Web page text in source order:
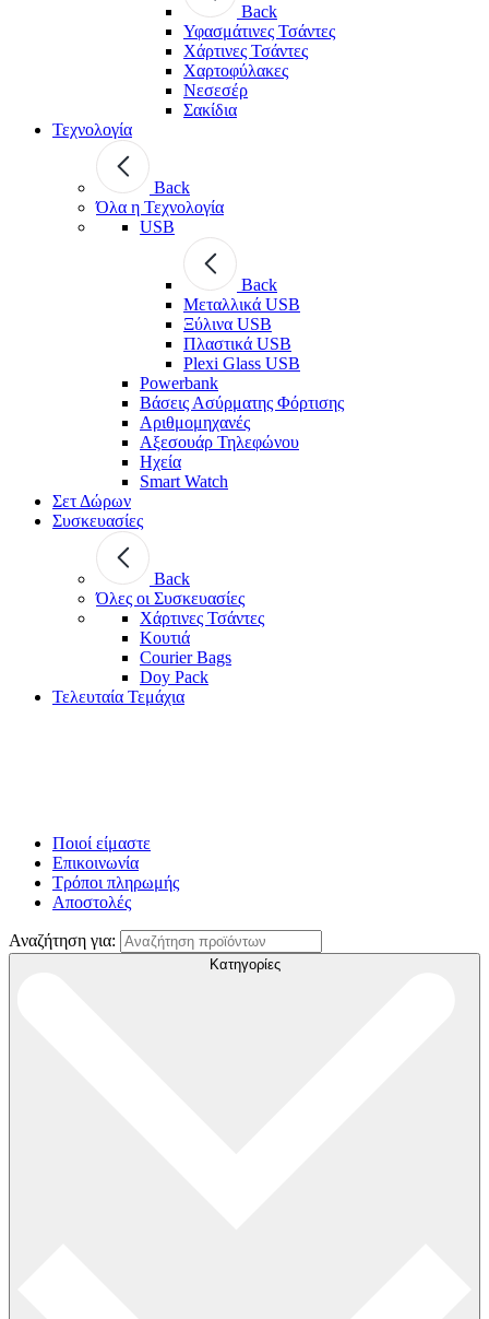
Back
Υφασμάτινες Τσάντες
Χάρτινες Τσάντες
Χαρτοφύλακες
Νεσεσέρ
Σακίδια
Τεχνολογία
Back
Όλα η Τεχνολογία
USB
Back
Μεταλλικά USB
Ξύλινα USB
Πλαστικά USB
Plexi Glass USB
Powerbank
Βάσεις Ασύρματης Φόρτισης
Αριθμομηχανές
Αξεσουάρ Τηλεφώνου
Ηχεία
Smart Watch
Σετ Δώρων
Συσκευασίες
Back
Όλες οι Συσκευασίες
Χάρτινες Τσάντες
Κουτιά
Courier Bags
Doy Pack
Τελευταία Τεμάχια
Ποιοί είμαστε
Επικοινωνία
Τρόποι πληρωμής
Αποστολές
Αναζήτηση για:
Κατηγορίες